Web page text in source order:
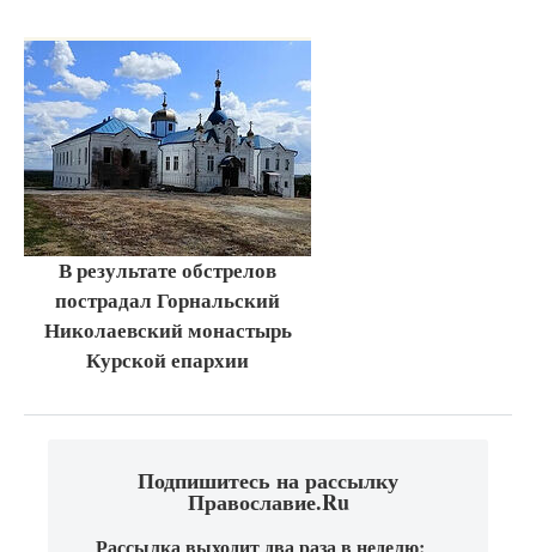
В результате обстрелов
пострадал Горнальский
Николаевский монастырь
Курской епархии
Подпишитесь на рассылку
Православие.Ru